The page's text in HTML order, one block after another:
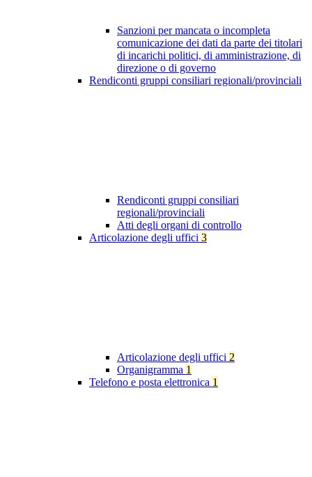
Sanzioni per mancata o incompleta
comunicazione dei dati da parte dei titolari
di incarichi politici, di amministrazione, di
direzione o di governo
Rendiconti gruppi consiliari regionali/provinciali
Rendiconti gruppi consiliari
regionali/provinciali
Atti degli organi di controllo
Articolazione degli uffici 3
Articolazione degli uffici 2
Organigramma 1
Telefono e posta elettronica 1